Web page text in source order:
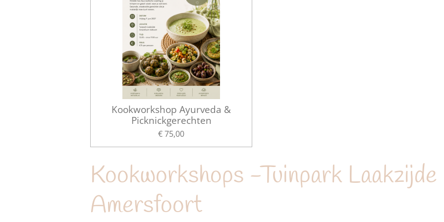
Kookworkshop Ayurveda &
Picknickgerechten
€ 75,00
Kookworkshops -Tuinpark Laakzijde
Amersfoort